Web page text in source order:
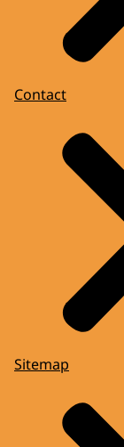
Contact
Sitemap